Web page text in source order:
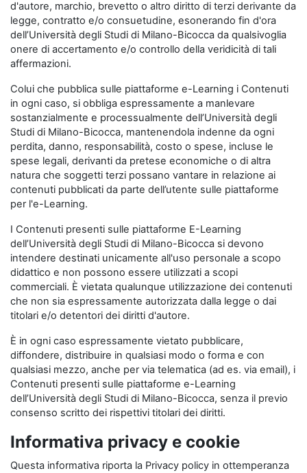
d'autore, marchio, brevetto o altro diritto di terzi derivante da
legge, contratto e/o consuetudine, esonerando fin d'ora
dell’Università degli Studi di Milano-Bicocca da qualsivoglia
onere di accertamento e/o controllo della veridicità di tali
affermazioni.
Colui che pubblica sulle piattaforme e-Learning i Contenuti
in ogni caso, si obbliga espressamente a manlevare
sostanzialmente e processualmente dell’Università degli
Studi di Milano-Bicocca, mantenendola indenne da ogni
perdita, danno, responsabilità, costo o spese, incluse le
spese legali, derivanti da pretese economiche o di altra
natura che soggetti terzi possano vantare in relazione ai
contenuti pubblicati da parte dell’utente sulle piattaforme
per l'e-Learning.
I Contenuti presenti sulle piattaforme E-Learning
dell’Università degli Studi di Milano-Bicocca si devono
intendere destinati unicamente all'uso personale a scopo
didattico e non possono essere utilizzati a scopi
commerciali. È vietata qualunque utilizzazione dei contenuti
che non sia espressamente autorizzata dalla legge o dai
titolari e/o detentori dei diritti d'autore.
È in ogni caso espressamente vietato pubblicare,
diffondere, distribuire in qualsiasi modo o forma e con
qualsiasi mezzo, anche per via telematica (ad es. via email), i
Contenuti presenti sulle piattaforme e-Learning
dell’Università degli Studi di Milano-Bicocca, senza il previo
consenso scritto dei rispettivi titolari dei diritti.
Informativa privacy e cookie
Questa informativa riporta la Privacy policy in ottemperanza